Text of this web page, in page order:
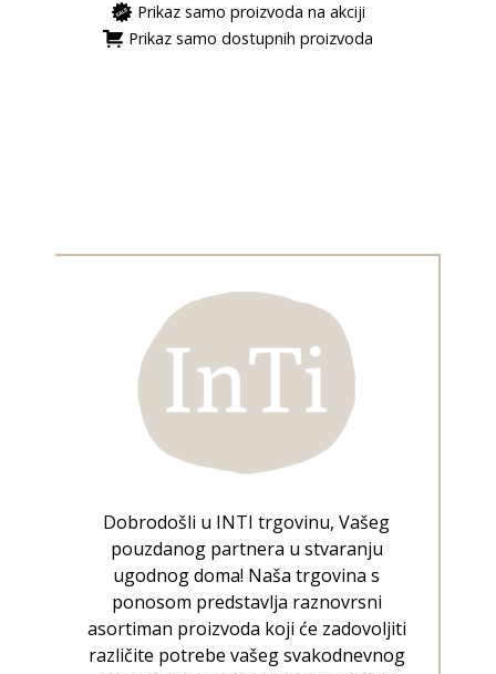
Prikaz samo proizvoda na akciji
Prikaz samo dostupnih proizvoda
Dobrodošli u INTI trgovinu, Vašeg
pouzdanog partnera u stvaranju
ugodnog doma! Naša trgovina s
ponosom predstavlja raznovrsni
asortiman proizvoda koji će zadovoljiti
različite potrebe vašeg svakodnevnog